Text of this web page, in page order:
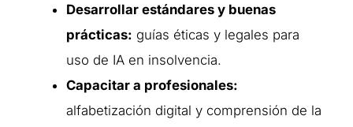
Desarrollar estándares y buenas
prácticas: guías éticas y legales para
uso de IA en insolvencia.
Capacitar a profesionales:
alfabetización digital y comprensión de la